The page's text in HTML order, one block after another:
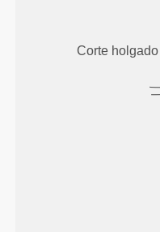
Corte holgado